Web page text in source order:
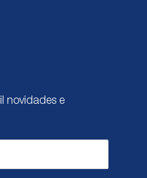
novidades e